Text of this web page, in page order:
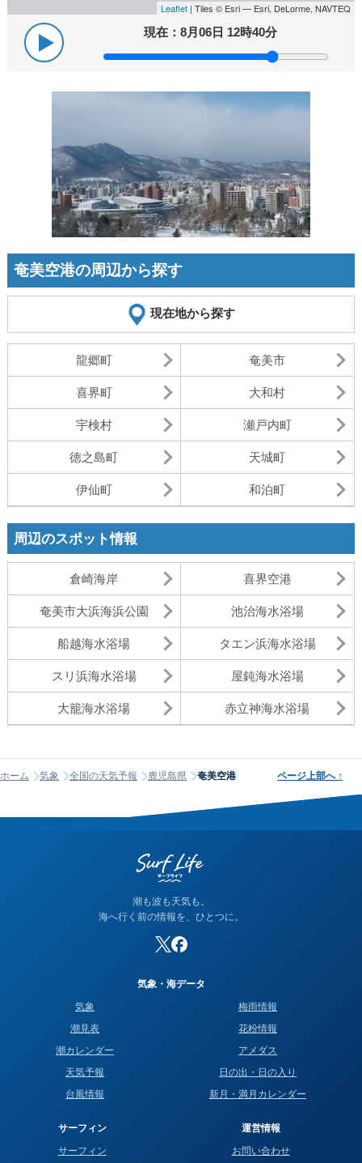
Leaflet | Tiles © Esri — Esri, DeLorme, NAVTEQ
現在：8月06日 12時40分
奄美空港の周辺から探す
現在地から探す
龍郷町 奄美市
喜界町 大和村
宇検村 瀬戸内町
徳之島町 天城町
伊仙町 和泊町
周辺のスポット情報
倉崎海岸 喜界空港
奄美市大浜海浜公園 池治海水浴場
船越海水浴場 タエン浜海水浴場
スリ浜海水浴場 屋鈍海水浴場
大籠海水浴場 赤立神海水浴場
ホーム 気象 全国の天気予報 鹿児島県 奄美空港 ページ上部へ ↑
潮も波も天気も。
海へ行く前の情報を、ひとつに。
気象・海データ
気象
潮見表
潮カレンダー
天気予報
台風情報
梅雨情報
花粉情報
アメダス
日の出・日の入り
新月・満月カレンダー
サーフィン
サーフィン
運営情報
お問い合わせ